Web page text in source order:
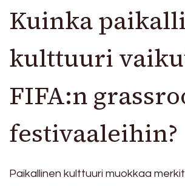
Kuinka
kulttuuri
FIFA:n
festivaaleihin?
Paikallinen kulttuuri muokkaa